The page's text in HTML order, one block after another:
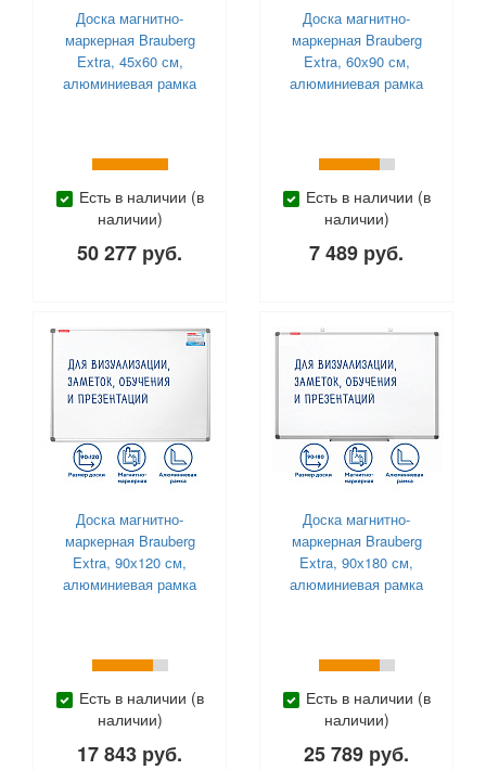
Доска магнитно-
маркерная Brauberg
Extra, 45х60 см,
алюминиевая рамка
Есть в наличии (в
наличии)
50 277 руб.
Доска магнитно-
маркерная Brauberg
Extra, 60х90 см,
алюминиевая рамка
Есть в наличии (в
наличии)
7 489 руб.
Доска магнитно-
маркерная Brauberg
Extra, 90х120 см,
алюминиевая рамка
Есть в наличии (в
наличии)
17 843 руб.
Доска магнитно-
маркерная Brauberg
Extra, 90х180 см,
алюминиевая рамка
Есть в наличии (в
наличии)
25 789 руб.